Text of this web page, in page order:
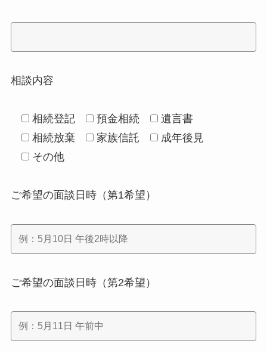
相談内容
相続登記 預金相続
遺言書
相続放棄
家族信託
成年後見
その他
ご希望の面談日時（第1希望）
ご希望の面談日時（第2希望）